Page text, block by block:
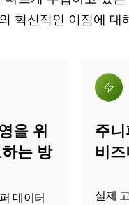
혁신적인 이점에 대
을 위
는 방
데이터
주
비
실제